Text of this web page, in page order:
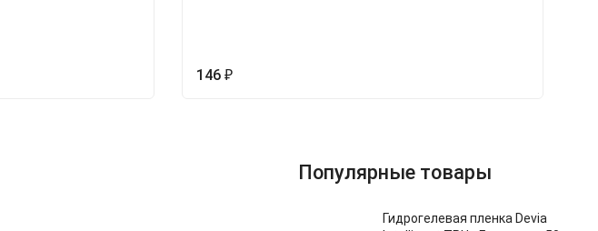
146 ₽
Популярные товары
Гидрогелевая пленка Devia